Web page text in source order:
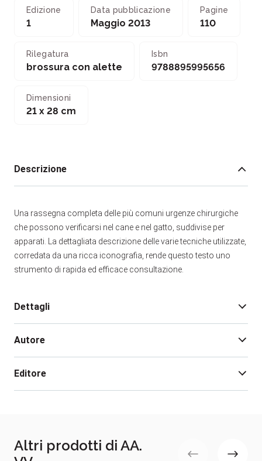
Edizione
1
Data pubblicazione
Maggio 2013
Pagine
110
Rilegatura
brossura con alette
Isbn
9788895995656
Dimensioni
21 x 28 cm
Descrizione
Una rassegna completa delle più comuni urgenze chirurgiche
che possono verificarsi nel cane e nel gatto, suddivise per
apparati. La dettagliata descrizione delle varie tecniche utilizzate,
corredata da una ricca iconografia, rende questo testo uno
strumento di rapida ed efficace consultazione.
Dettagli
Autore
Editore
Altri prodotti di AA.